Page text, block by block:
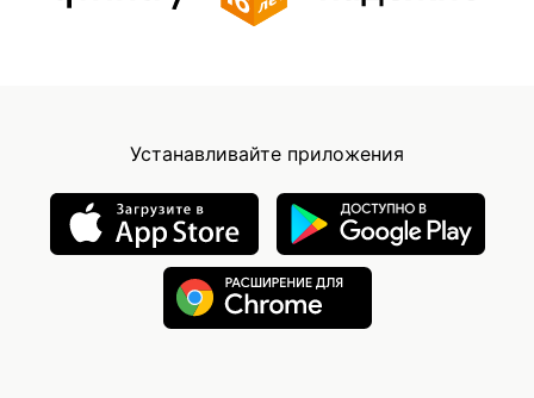
Устанавливайте приложения